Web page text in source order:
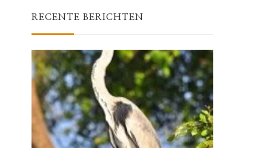
RECENTE BERICHTEN